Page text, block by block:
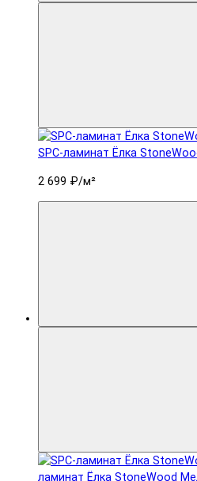
SPC-ламинат Ëлка
2 699 ₽/м²
ламинат Ëлка StoneWood